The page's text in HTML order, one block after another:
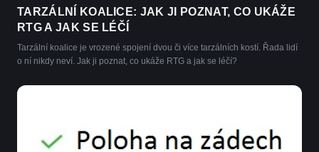
TARZÁLNÍ KOALICE: JAK JI POZNAT, CO UKÁŽE
RTG A JAK SE LÉČÍ
Tarzální koalice je vrozené spojení dvou či více tarzálních kostí. Řada lidí
o ní nikdy neví. Jak ji poznat, co ukáže RTG a jak se léčí?